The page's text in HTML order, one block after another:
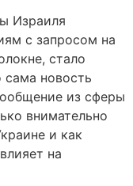
Израиля
с запросом на
стало
сама новость
из сферы
внимательно
и как
на